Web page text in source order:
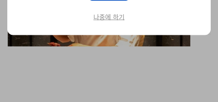
나중에 하기